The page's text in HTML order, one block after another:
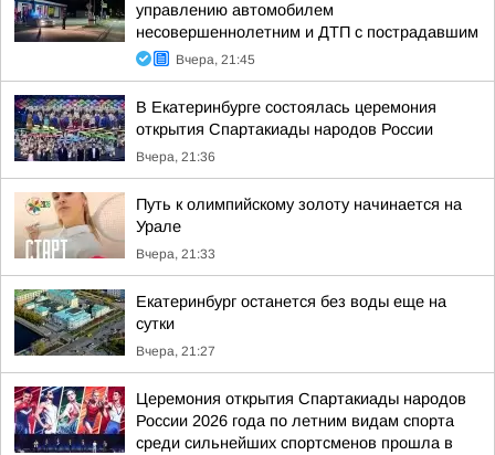
управлению автомобилем
несовершеннолетним и ДТП с пострадавшим
Вчера, 21:45
В Екатеринбурге состоялась церемония
открытия Спартакиады народов России
Вчера, 21:36
Путь к олимпийскому золоту начинается на
Урале
Вчера, 21:33
Екатеринбург останется без воды еще на
сутки
Вчера, 21:27
Церемония открытия Спартакиады народов
России 2026 года по летним видам спорта
среди сильнейших спортсменов прошла в